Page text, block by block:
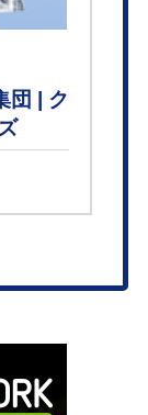
団 | ク